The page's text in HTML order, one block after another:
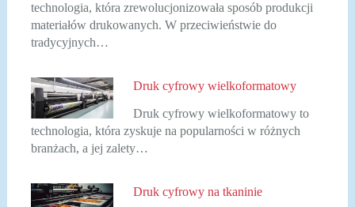
technologia, która zrewolucjonizowała sposób produkcji
materiałów drukowanych. W przeciwieństwie do
tradycyjnych…
Druk cyfrowy wielkoformatowy
Druk cyfrowy wielkoformatowy to
technologia, która zyskuje na popularności w różnych
branżach, a jej zalety…
Druk cyfrowy na tkaninie